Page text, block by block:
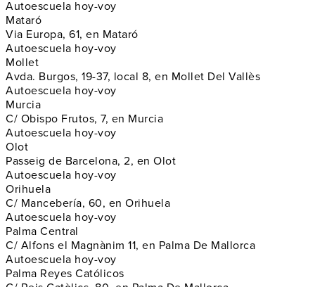
Autoescuela hoy-voy
Mataró
Via Europa, 61, en Mataró
Autoescuela hoy-voy
Mollet
Avda. Burgos, 19-37, local 8, en Mollet Del Vallès
Autoescuela hoy-voy
Murcia
C/ Obispo Frutos, 7, en Murcia
Autoescuela hoy-voy
Olot
Passeig de Barcelona, 2, en Olot
Autoescuela hoy-voy
Orihuela
C/ Mancebería, 60, en Orihuela
Autoescuela hoy-voy
Palma Central
C/ Alfons el Magnànim 11, en Palma De Mallorca
Autoescuela hoy-voy
Palma Reyes Católicos